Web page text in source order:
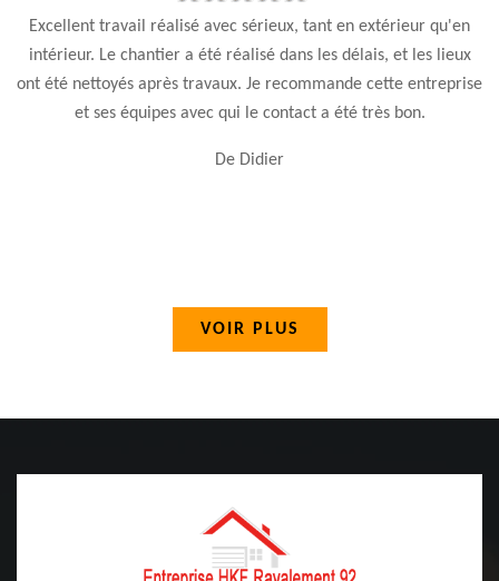
Excellent travail réalisé avec sérieux, tant en extérieur qu'en
intérieur. Le chantier a été réalisé dans les délais, et les lieux
ont été nettoyés après travaux. Je recommande cette entreprise
et ses équipes avec qui le contact a été très bon.
De Didier
VOIR PLUS